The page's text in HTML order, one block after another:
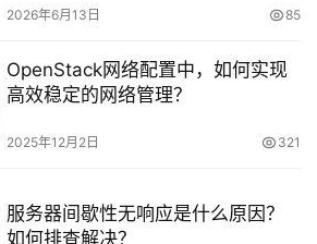
2026年6月13日 85
OpenStack网络配置中，如何实现
高效稳定的网络管理？
2025年12月2日 321
服务器间歇性无响应是什么原因？
如何排查解决？